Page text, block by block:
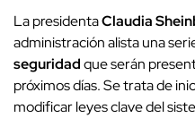
La presidentaClaudia
administración alista una
seguridadque serán
próximos días. Se trata de
modificar leyes clave del